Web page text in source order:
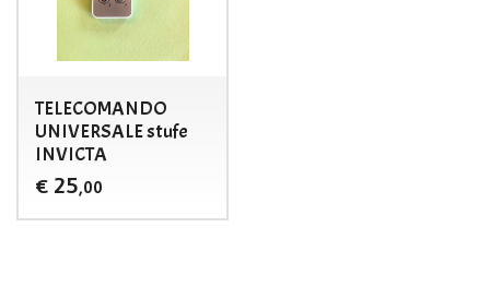
TELECOMANDO
UNIVERSALE stufe
INVICTA
€ 25,00